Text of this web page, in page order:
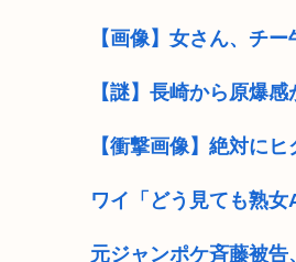
【画像】女さん、チ
【謎】長崎から原爆
【衝撃画像】絶対に
ワイ「どう見ても熟女
元ジャンポケ斉藤被